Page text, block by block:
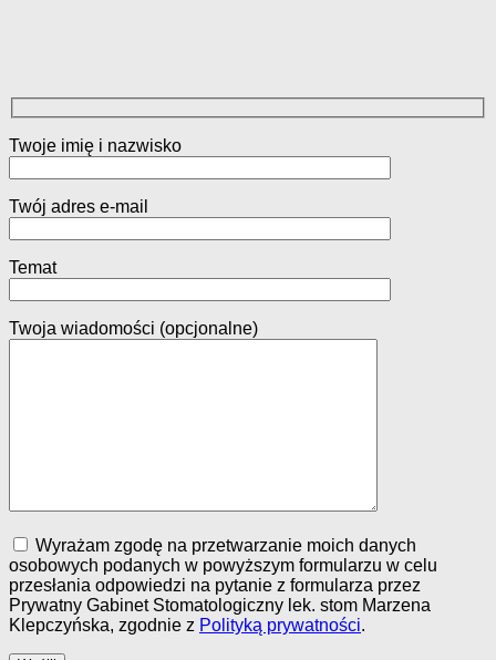
Twoje imię i nazwisko
Twój adres e-mail
Temat
Twoja wiadomości (opcjonalne)
Wyrażam zgodę na przetwarzanie moich danych
osobowych podanych w powyższym formularzu w celu
przesłania odpowiedzi na pytanie z formularza przez
Prywatny Gabinet Stomatologiczny lek. stom Marzena
Klepczyńska, zgodnie z Polityką prywatności.